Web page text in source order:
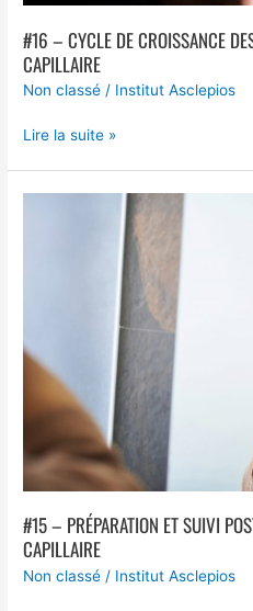
#16 – CYCLE DE CROISSANCE
CAPILLAIRE
Non classé / Institut Asclepios
Lire la suite »
#15 – PRÉPARATION ET SUIVI
CAPILLAIRE
Non classé / Institut Asclepios
Opératoire
d’une
Greffe
Capillaire